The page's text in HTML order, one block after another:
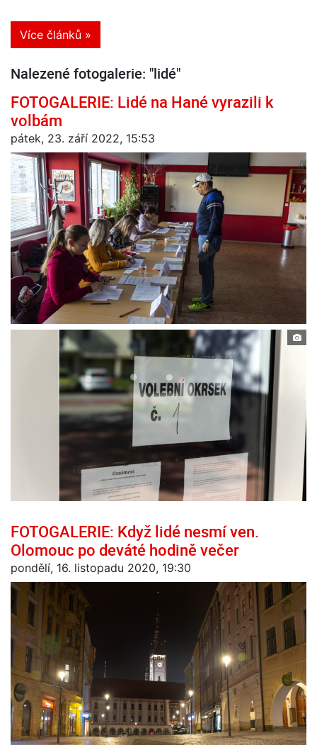
Více článků »
Nalezené fotogalerie: "lidé"
FOTOGALERIE: Lidé na Hané vyrazili k
volbám
pátek, 23. září 2022, 15:53
FOTOGALERIE: Když lidé nesmí ven.
Olomouc po deváté hodině večer
pondělí, 16. listopadu 2020, 19:30